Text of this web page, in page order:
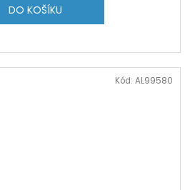
DO KOŠÍKU
Kód: AL99580